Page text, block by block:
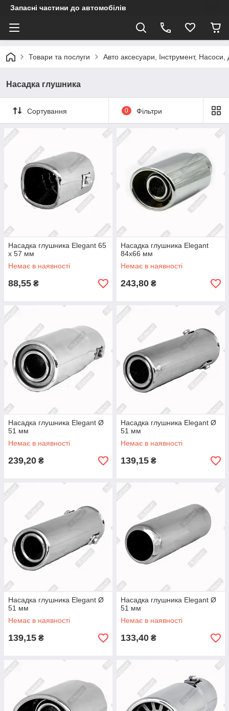
Запасні частини до автомобілів
Товари та послуги Авто аксесуари, Інструмент, Насоси,
Насадка глушника
Сортування 0 Фільтри
Насадка глушника Elegant 65
х 57 мм
Немає в наявності
88,55 ₴
Насадка глушника Elegant
84х66 мм
Немає в наявності
243,80 ₴
Насадка глушника Elegant Ø
51 мм
Немає в наявності
239,20 ₴
Насадка глушника Elegant Ø
51 мм
Немає в наявності
139,15 ₴
Насадка глушника Elegant Ø
51 мм
Немає в наявності
139,15 ₴
Насадка глушника Elegant Ø
51 мм
Немає в наявності
133,40 ₴